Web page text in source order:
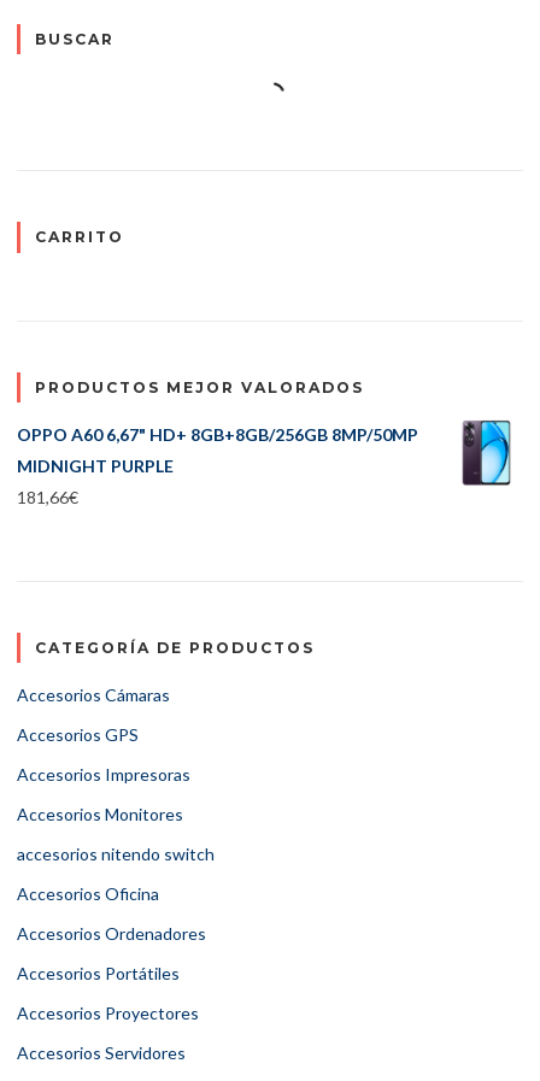
BUSCAR
CARRITO
PRODUCTOS MEJOR VALORADOS
OPPO A60 6,67" HD+ 8GB+8GB/256GB 8MP/50MP
MIDNIGHT PURPLE
181,66€
CATEGORÍA DE PRODUCTOS
Accesorios Cámaras
Accesorios GPS
Accesorios Impresoras
Accesorios Monitores
accesorios nitendo switch
Accesorios Oficina
Accesorios Ordenadores
Accesorios Portátiles
Accesorios Proyectores
Accesorios Servidores